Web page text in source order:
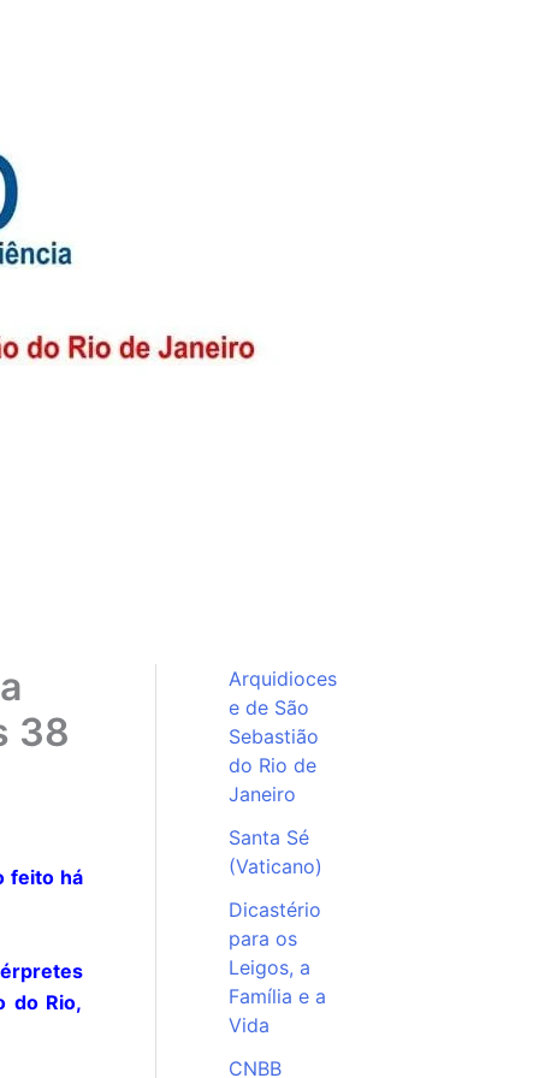
38
feito há
do Rio,
Arquidioces
e de São
Sebastião
do Rio de
Janeiro
Santa Sé
(Vaticano)
Dicastério
para os
Leigos, a
Família e a
Vida
CNBB